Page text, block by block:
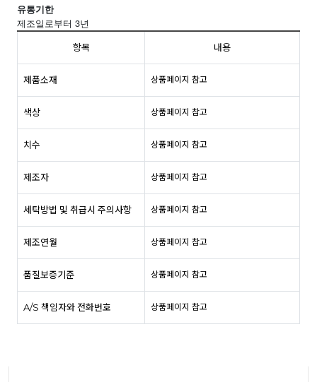
유통기한
제조일로부터 3년
항목 내용
제품소재 상품페이지 참고
색상 상품페이지 참고
치수 상품페이지 참고
제조자 상품페이지 참고
세탁방법 및 취급시 주의사항 상품페이지 참고
제조연월 상품페이지 참고
품질보증기준 상품페이지 참고
A/S 책임자와 전화번호 상품페이지 참고